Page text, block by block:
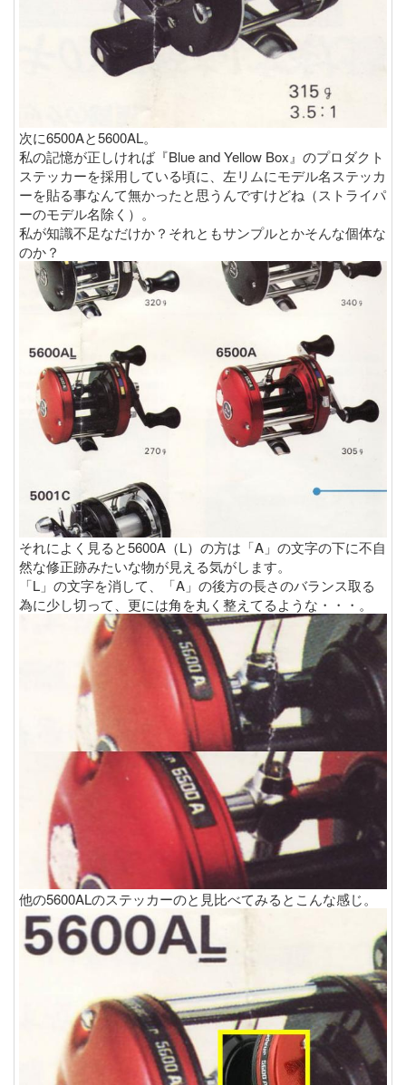
次に6500Aと5600AL。
私の記憶が正しければ『Blue and Yellow Box』のプロダクト
ステッカーを採用している頃に、左リムにモデル名ステッカ
ーを貼る事なんて無かったと思うんですけどね（ストライパ
ーのモデル名除く）。
私が知識不足なだけか？それともサンプルとかそんな個体な
のか？
それによく見ると5600A（L）の方は「A」の文字の下に不自
然な修正跡みたいな物が見える気がします。
「L」の文字を消して、「A」の後方の長さのバランス取る
為に少し切って、更には角を丸く整えてるような・・・。
他の5600ALのステッカーのと見比べてみるとこんな感じ。